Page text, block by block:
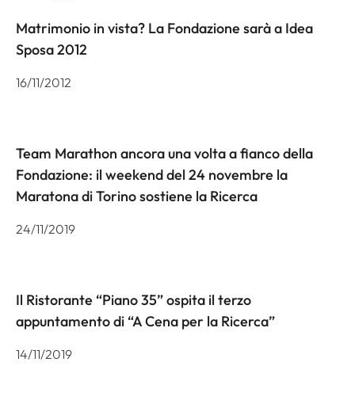
Matrimonio in vista? La Fondazione sarà a Idea
Sposa 2012
16/11/2012
Team Marathon ancora una volta a fianco della
Fondazione: il weekend del 24 novembre la
Maratona di Torino sostiene la Ricerca
24/11/2019
Il Ristorante “Piano 35” ospita il terzo
appuntamento di “A Cena per la Ricerca”
14/11/2019